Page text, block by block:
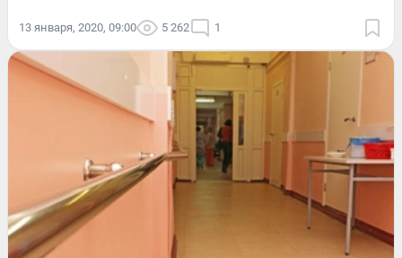
13 января, 2020, 09:00 5 262 1